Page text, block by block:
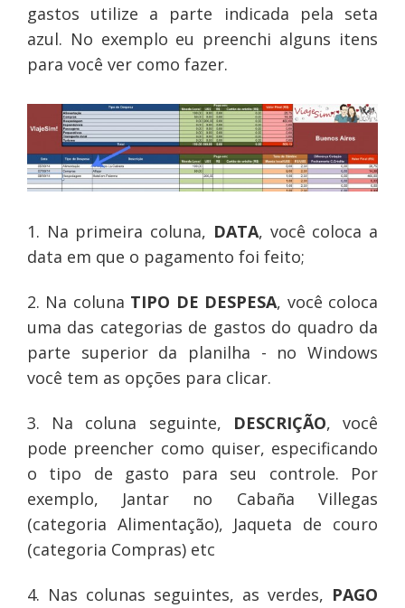
gastos utilize a parte indicada pela seta
azul. No exemplo eu preenchi alguns itens
para você ver como fazer.
1. Na primeira coluna, DATA, você coloca a
data em que o pagamento foi feito;
2. Na coluna TIPO DE DESPESA, você coloca
uma das categorias de gastos do quadro da
parte superior da planilha - no Windows
você tem as opções para clicar.
3. Na coluna seguinte, DESCRIÇÃO, você
pode preencher como quiser, especificando
o tipo de gasto para seu controle. Por
exemplo, Jantar no Cabaña Villegas
(categoria Alimentação), Jaqueta de couro
(categoria Compras) etc
4. Nas colunas seguintes, as verdes, PAGO